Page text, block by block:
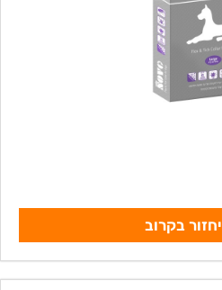
יחזור בקרוב